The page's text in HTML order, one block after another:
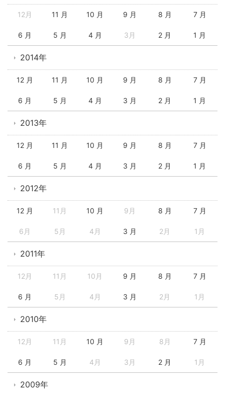
12月 11 月 10 月 9 月 8 月 7 月
6 月 5 月 4 月 3月 2 月 1 月
2014年
12 月 11 月 10 月 9 月 8 月 7 月
6 月 5 月 4 月 3 月 2 月 1 月
2013年
12 月 11 月 10 月 9 月 8 月 7 月
6 月 5 月 4 月 3 月 2 月 1 月
2012年
12 月 11月 10 月 9月 8 月 7 月
6月 5月 4月 3 月 2月 1月
2011年
12月 11月 10月 9 月 8 月 7 月
6 月 5月 4月 3 月 2月 1月
2010年
12月 11月 10 月 9月 8月 7 月
6 月 5 月 4月 3月 2 月 1月
2009年